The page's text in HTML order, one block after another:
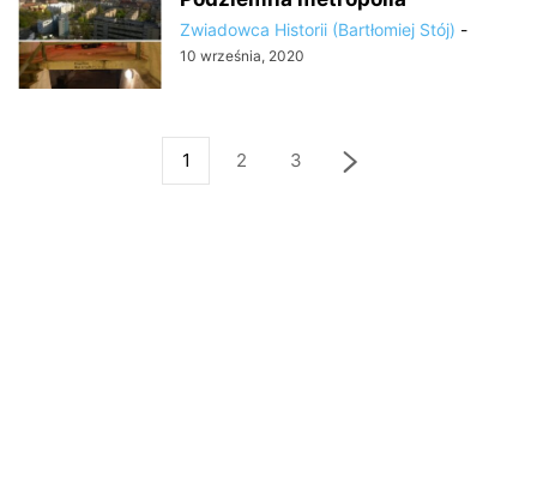
Zwiadowca Historii (Bartłomiej Stój) -
10 września, 2020
1 2 3